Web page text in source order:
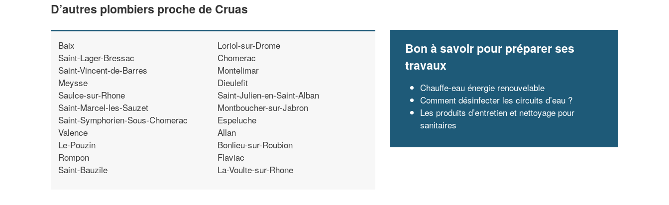
D’autres plombiers proche de Cruas
Baix
Saint-Lager-Bressac
Saint-Vincent-de-Barres
Meysse
Saulce-sur-Rhone
Saint-Marcel-les-Sauzet
Saint-Symphorien-Sous-Chomerac
Valence
Le-Pouzin
Rompon
Saint-Bauzile
Loriol-sur-Drome
Chomerac
Montelimar
Dieulefit
Saint-Julien-en-Saint-Alban
Montboucher-sur-Jabron
Espeluche
Allan
Bonlieu-sur-Roubion
Flaviac
La-Voulte-sur-Rhone
Bon à savoir pour préparer ses
travaux
Chauffe-eau énergie renouvelable
Comment désinfecter les circuits d’eau ?
Les produits d’entretien et nettoyage pour
sanitaires